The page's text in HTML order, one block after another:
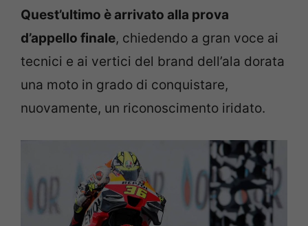
Quest’ultimo è arrivato alla prova
d’appello finale, chiedendo a gran voce ai
tecnici e ai vertici del brand dell’ala dorata
una moto in grado di conquistare,
nuovamente, un riconoscimento iridato.